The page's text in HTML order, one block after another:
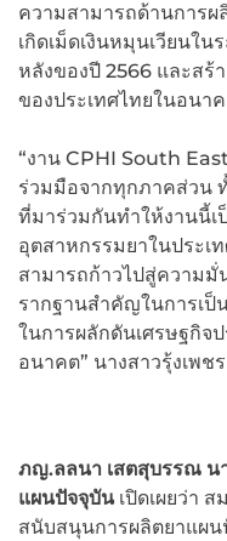
ความสามารถด้านการ
เกิดเม็ดเงินหมุนเวียนใน
หลังของปี 2566 และสร้
ของประเทศไทยในอนา
“งาน CPHI South
ร่วมมือจากทุกภาคส่วน
ที่มาร่วมกันทำให้งานนี้
อุตสาหกรรมยาในประเ
สามารถก้าวไปสู่ความมั่
รากฐานสำคัญในการเป็
ในการผลักดันเศรษฐกิจ
อนาคต” นางสาวรุ้งเพช
ภญ.ลลนา เสตสุบรรณ น
แผนปัจจุบันเปิดเผยว่า
สนับสนุนการผลิตยาแผน